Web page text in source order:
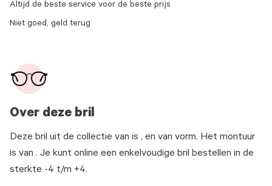
Over deze bril
Deze bril uit de collectie van is , en van vorm. Het montuur
is van . Je kunt online een enkelvoudige bril bestellen in de
sterkte -4 t/m +4.
Altijd de beste service voor de beste prijs
Niet goed, geld terug